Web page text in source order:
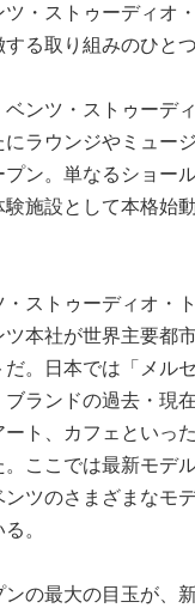
・ストゥーディオ
る取り組みのひとつ
ンツ・ストゥーデ
ラウンジやミュー
ン。単なるショー
施設として本格始
・ストゥーディオ・
本社が世界主要都
だ。日本では「メル
ランドの過去・現
ト、カフェといっ
ここでは最新モデ
ツのさまざまなモ
。
の最大の目玉が、